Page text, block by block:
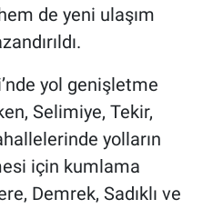
de yeni ulaşım
yol genişletme
Selimiye, Tekir,
yolların
için kumlama
Demrek, Sadıklı ve